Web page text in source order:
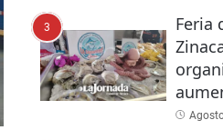
3
Feria